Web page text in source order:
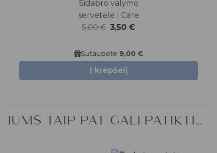
Sidabro valymo
servetėlė | Care
5,00€ Original
was:
5,00 €.
3,50€Current
is:
3,50 €.
Sutaupote 9,00 €
Į krepšelį
JUMS TAIP PAT GALI PATIKTI…